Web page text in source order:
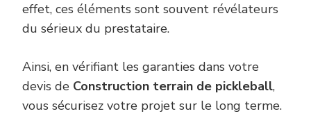
effet, ces éléments sont souvent révélateurs
du sérieux du prestataire.
Ainsi, en vérifiant les garanties dans votre
devis de Construction terrain de pickleball,
vous sécurisez votre projet sur le long terme.